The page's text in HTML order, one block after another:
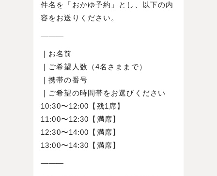
件名を「おかゆ予約」とし、以下の内
容をお送りください。
———
｜お名前
｜ご希望人数（4名さままで）
｜携帯の番号
｜ご希望の時間帯をお選びください
10:30〜12:00【残1席】
11:00〜12:30【満席】
12:30〜14:00【満席】
13:00〜14:30【満席】
———